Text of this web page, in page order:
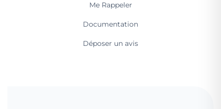
Me Rappeler
Documentation
Déposer un avis